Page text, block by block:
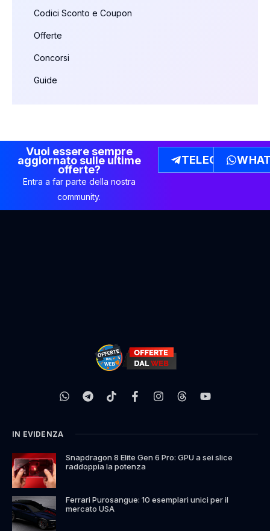
Codici Sconto e Coupon
Offerte
Concorsi
Guide
Vuoi essere sempre
aggiornato sulle ultime
offerte?
Entra a far parte della nostra
community.
TELEGRAM
IN EVIDENZA
Snapdragon 8 Elite Gen 6 Pro: GPU a sei slice
raddoppia la potenza
Ferrari Purosangue: 10 esemplari unici per il
mercato USA